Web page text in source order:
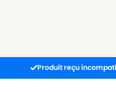
Produit reçu incompatible ?